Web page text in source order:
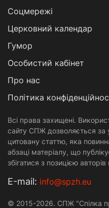
Соцмережі
Церковний календар
Гумор
Особистий кабінет
Про нас
Політика
Всі права захищені.
сайту СПЖ дозволяється за
цитовану статтю, яка
абзаці матеріалу, що
збігатися з позицією авторів
Е-mail: info@spzh.eu
© 2015-2026. СПЖ "Спілка